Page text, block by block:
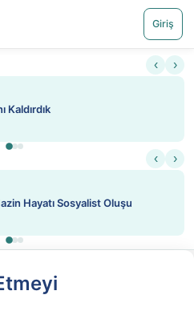
Giriş
‹ ›
‹ ›
Sosyalist Oluşu